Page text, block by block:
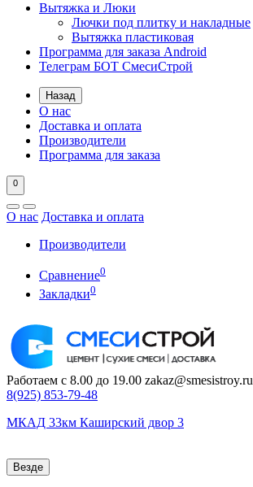
Вытяжка и Люки
Лючки под плитку и накладные
Вытяжка пластиковая
Программа для заказа Android
Телеграм БОТ СмесиСтрой
Назад
О нас
Доставка и оплата
Производители
Программа для заказа
0
О нас Доставка и оплата
Производители
Сравнение0
Закладки0
Работаем с 8.00 до 19.00 zakaz@smesistroy.ru
8(925) 853-79-48
МКАД 33км Каширский двор 3
Везде